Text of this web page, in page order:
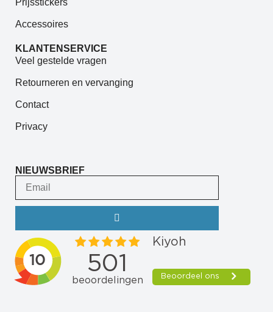
Accessoires
KLANTENSERVICE
Veel gestelde vragen
Retourneren en vervanging
Contact
Privacy
NIEUWSBRIEF